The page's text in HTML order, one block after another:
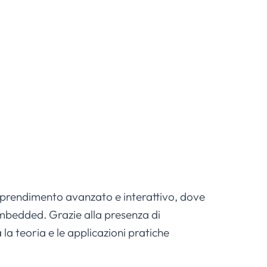
avanzato e interattivo, dove
Grazie alla presenza di
teoria e le applicazioni pratiche